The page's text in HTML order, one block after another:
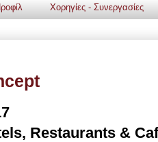
Χορηγίες - Συνεργασίες
Restaurants &